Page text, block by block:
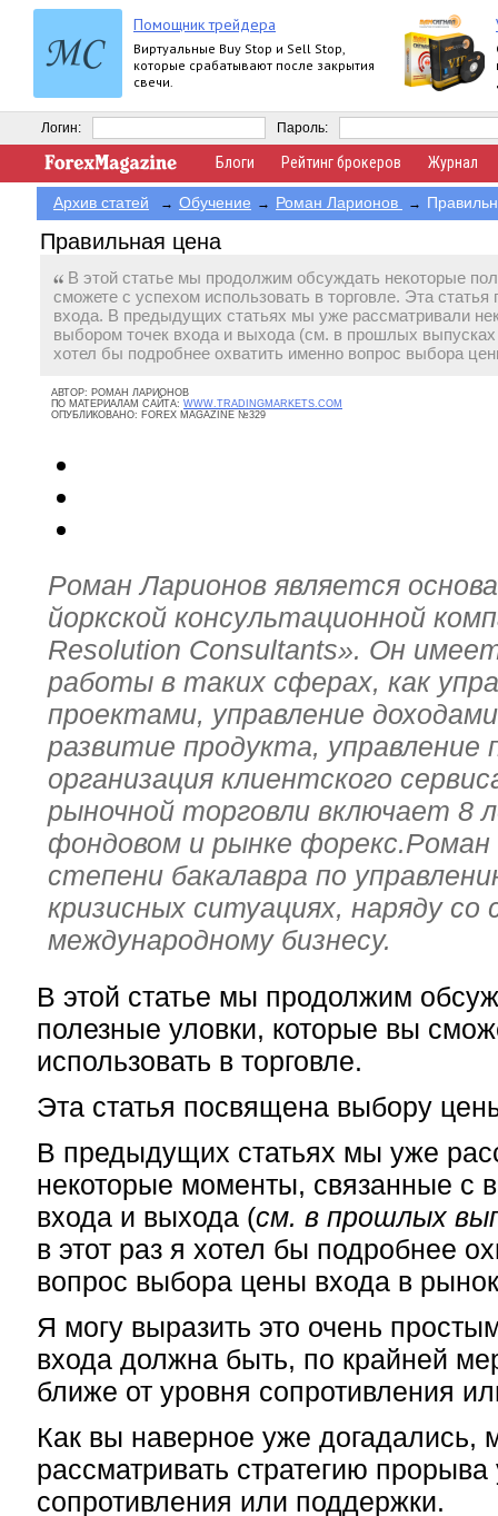
Помощник трейдера
Виртуальные Buy Stop и Sell Stop,
которые срабатывают после закрытия
свечи.
Логин: Пароль:
Блоги Рейтинг брокеров Журнал
Архив статей → Обучение → Роман Ларионов →
Правильная цена
В этой статье мы продолжим обсуждать некоторые
сможете с успехом использовать в торговле. Эта
входа. В предыдущих статьях мы уже рассматривали
выбором точек входа и выхода (см. в прошлых выпусках
хотел бы подробнее охватить именно вопрос выбора
АВТОР: РОМАН ЛАРИОНОВ
ПО МАТЕРИАЛАМ САЙТА: WWW.TRADINGMARKETS.COM
ОПУБЛИКОВАНО: FOREX MAGAZINE №329
Роман Ларионов является
йоркской консультационной
Resolution Consultants». Он
работы в таких сферах, как
проектами, управление
развитие продукта, управление
организация клиентского
рыночной торговли включает 8
фондовом и рынке
степени бакалавра по
кризисных ситуациях, наряду
международному бизнесу.
В этой статье мы продолжим
полезные уловки, которые вы
использовать в торговле.
Эта статья посвящена выбору
В предыдущих статьях мы уже
некоторые моменты, связанные с
входа и выхода (см. в прошлых
в этот раз я хотел бы подробнее
вопрос выбора цены входа в
Я могу выразить это очень
входа должна быть, по крайней
ближе от уровня сопротивления
Как вы наверное уже догадались,
рассматривать стратегию прорыва
сопротивления или поддержки.